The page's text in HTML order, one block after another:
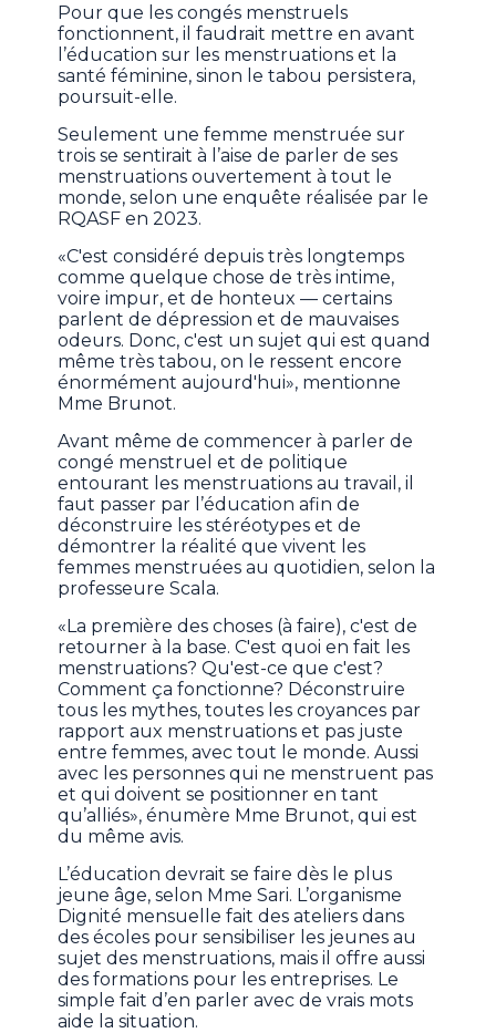
Pour que les congés menstruels
fonctionnent, il faudrait mettre en avant
l’éducation sur les menstruations et la
santé féminine, sinon le tabou persistera,
poursuit-elle.
Seulement une femme menstruée sur
trois se sentirait à l’aise de parler de ses
menstruations ouvertement à tout le
monde, selon une enquête réalisée par le
RQASF en 2023.
«C'est considéré depuis très longtemps
comme quelque chose de très intime,
voire impur, et de honteux — certains
parlent de dépression et de mauvaises
odeurs. Donc, c'est un sujet qui est quand
même très tabou, on le ressent encore
énormément aujourd'hui», mentionne
Mme Brunot.
Avant même de commencer à parler de
congé menstruel et de politique
entourant les menstruations au travail, il
faut passer par l’éducation afin de
déconstruire les stéréotypes et de
démontrer la réalité que vivent les
femmes menstruées au quotidien, selon la
professeure Scala.
«La première des choses (à faire), c'est de
retourner à la base. C'est quoi en fait les
menstruations? Qu'est-ce que c'est?
Comment ça fonctionne? Déconstruire
tous les mythes, toutes les croyances par
rapport aux menstruations et pas juste
entre femmes, avec tout le monde. Aussi
avec les personnes qui ne menstruent pas
et qui doivent se positionner en tant
qu’alliés», énumère Mme Brunot, qui est
du même avis.
L’éducation devrait se faire dès le plus
jeune âge, selon Mme Sari. L’organisme
Dignité mensuelle fait des ateliers dans
des écoles pour sensibiliser les jeunes au
sujet des menstruations, mais il offre aussi
des formations pour les entreprises. Le
simple fait d’en parler avec de vrais mots
aide la situation.